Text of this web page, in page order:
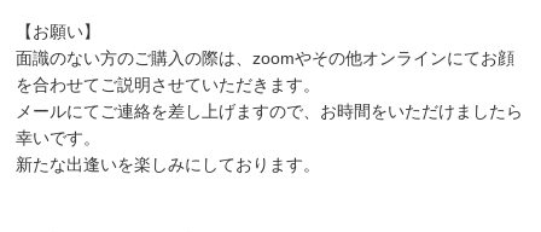
【お願い】
面識のない方のご購入の際は、zoomやその他オンラインにてお顔
を合わせてご説明させていただきます。
メールにてご連絡を差し上げますので、お時間をいただけましたら
幸いです。
新たな出逢いを楽しみにしております。